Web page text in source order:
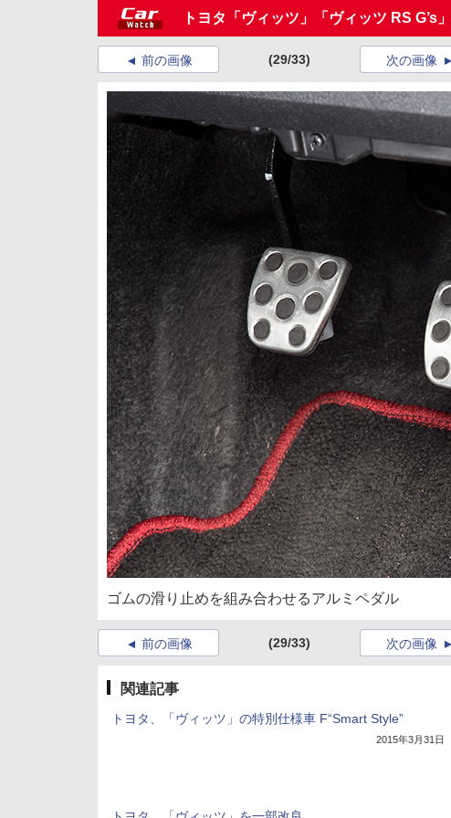
トヨタ「ヴィッツ」「ヴィッツ RS G’s」
前の画像 (29/33) 次の画像
ゴムの滑り止めを組み合わせるアルミペダル
前の画像 (29/33) 次の画像
関連記事
トヨタ、「ヴィッツ」の特別仕様車 F“Smart Style”
2015年3月31日